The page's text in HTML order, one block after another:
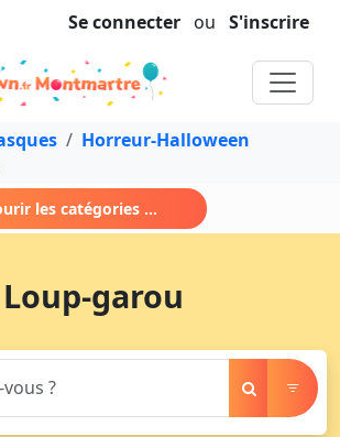
Se connecter ou S'inscrire
Horreur-Halloween
les catégories ...
Loup-garou